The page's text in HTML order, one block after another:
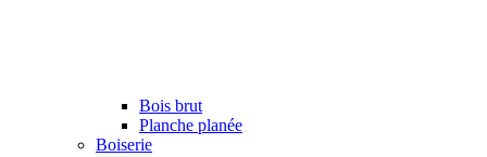
Bois brut
Planche planée
Boiserie